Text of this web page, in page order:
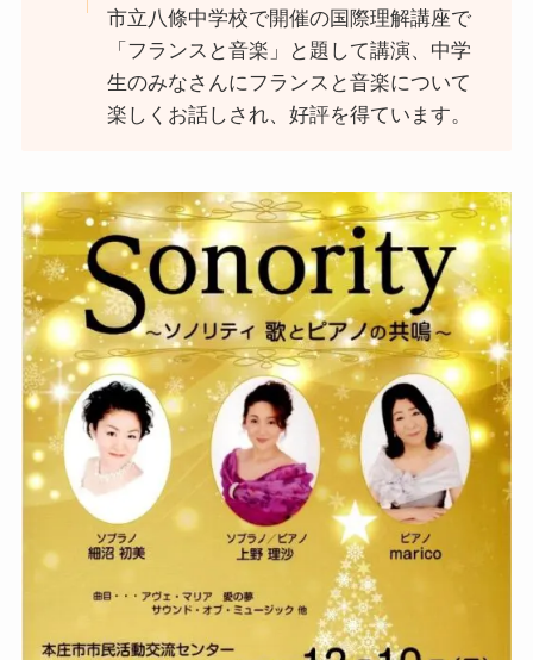
市立八條中学校で開催の国際理解講座で
「フランスと音楽」と題して講演、中学
生のみなさんにフランスと音楽について
楽しくお話しされ、好評を得ています。